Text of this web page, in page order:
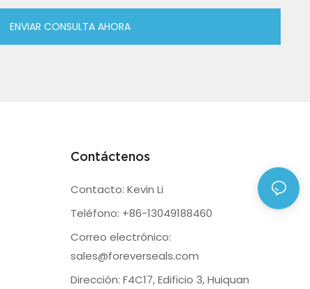
ENVIAR CONSULTA AHORA
Contáctenos
Contacto: Kevin Li
Teléfono: +86-13049188460
Correo electrónico:
sales@foreverseals.com
Dirección: F4C17, Edificio 3, Huiquan